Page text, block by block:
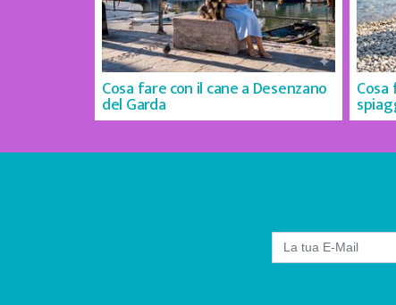
Cosa fare con il cane a Desenzano
del Garda